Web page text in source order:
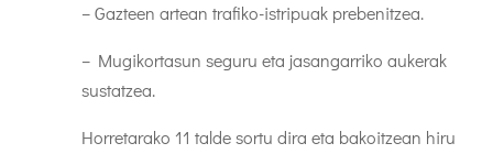
– Gazteen artean trafiko-istripuak prebenitzea.
– Mugikortasun seguru eta jasangarriko aukerak
sustatzea.
Horretarako 11 talde sortu dira eta bakoitzean hiru